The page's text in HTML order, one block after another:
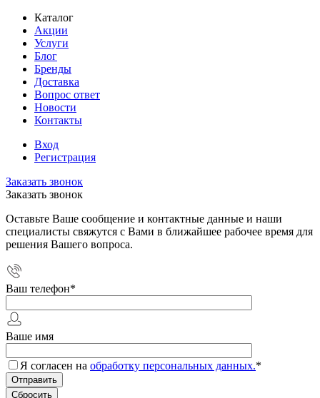
Каталог
Акции
Услуги
Блог
Бренды
Доставка
Вопрос ответ
Новости
Контакты
Вход
Регистрация
Заказать звонок
Заказать звонок
Оставьте Ваше сообщение и контактные данные и наши
специалисты свяжутся с Вами в ближайшее рабочее время для
решения Вашего вопроса.
Ваш телефон*
Ваше имя
Я согласен на обработку персональных данных.*